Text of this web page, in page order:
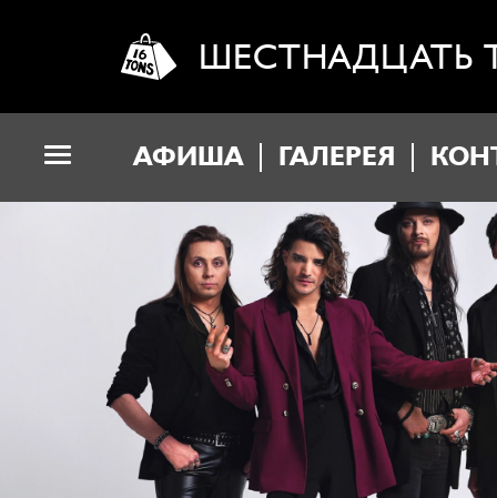
ШЕСТНАДЦАТЬ
АФИША ГАЛЕРЕЯ